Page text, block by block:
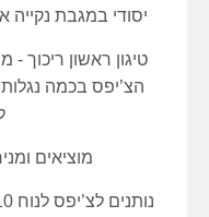
יסודי במגבת נקייה
טיגון ראשון ריכוך -
מוציאים